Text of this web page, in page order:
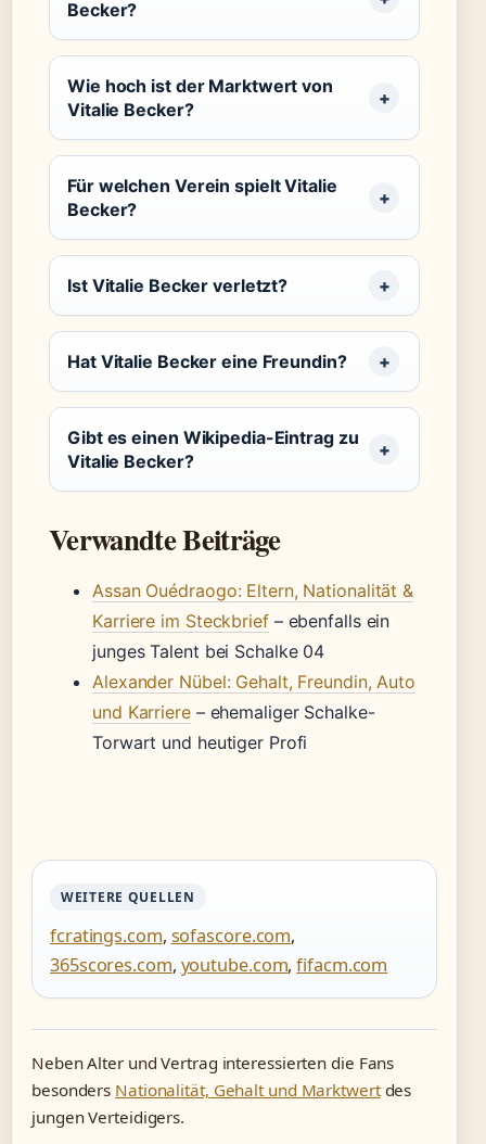
Becker?
Wie hoch ist der Marktwert von
Vitalie Becker?
Für welchen Verein spielt Vitalie
Becker?
Ist Vitalie Becker verletzt?
Hat Vitalie Becker eine Freundin?
Gibt es einen Wikipedia-Eintrag zu
Vitalie Becker?
Verwandte Beiträge
Assan Ouédraogo: Eltern, Nationalität &
Karriere im Steckbrief– ebenfalls ein
junges Talent bei Schalke 04
Alexander Nübel: Gehalt, Freundin, Auto
und Karriere– ehemaliger Schalke-
Torwart und heutiger Profi
WEITERE QUELLEN
fcratings.com, sofascore.com,
365scores.com, youtube.com,fifacm.com
Neben Alter und Vertrag interessierten die Fans
besonders Nationalität, Gehalt und Marktwertdes
jungen Verteidigers.